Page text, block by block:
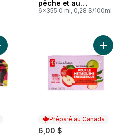
pêche et au
gingembre avec
6x355.0 ml, 0,28 $/100ml
Soda pétillant à saveur de
Préparé au Canada
6,00 $
Ajouter